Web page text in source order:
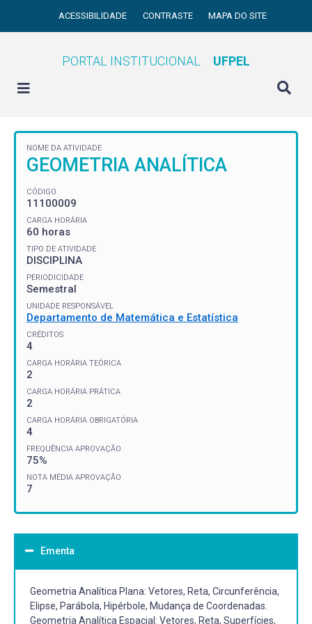
ACESSIBILIDADE CONTRASTE MAPA DO SITE
PORTAL INSTITUCIONAL UFPEL
NOME DA ATIVIDADE
GEOMETRIA ANALÍTICA
CÓDIGO
11100009
CARGA HORÁRIA
60 horas
TIPO DE ATIVIDADE
DISCIPLINA
PERIODICIDADE
Semestral
UNIDADE RESPONSÁVEL
Departamento de Matemática e Estatística
CRÉDITOS
4
CARGA HORÁRIA TEÓRICA
2
CARGA HORÁRIA PRÁTICA
2
CARGA HORÁRIA OBRIGATÓRIA
4
FREQUÊNCIA APROVAÇÃO
75%
NOTA MÉDIA APROVAÇÃO
7
Ementa
Geometria Analítica Plana: Vetores, Reta, Circunferência,
Elipse, Parábola, Hipérbole, Mudança de Coordenadas.
Geometria Analítica Espacial: Vetores, Reta, Superfícies,